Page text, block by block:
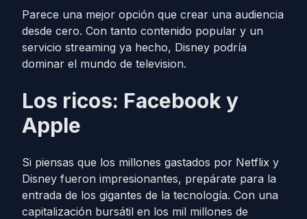
Parece una mejor opción que crear una audiencia
desde cero. Con tanto contenido popular y un
servicio streaming ya hecho, Disney podría
dominar el mundo de television.
Los ricos: Facebook y
Apple
Si piensas que los millones gastados por Netflix y
Disney fueron impresionantes, prepárate para la
entrada de los gigantes de la tecnología. Con una
capitalización bursátil en los mil millones de